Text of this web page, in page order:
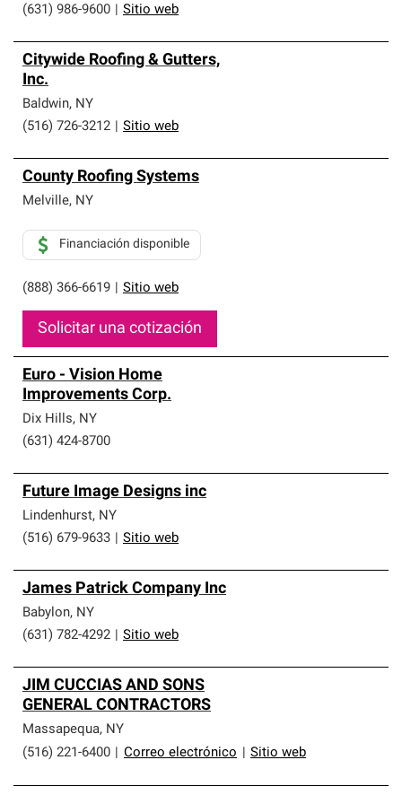
(631) 986-9600 Sitio web
Citywide Roofing & Gutters,
Inc.
Baldwin, NY
(516) 726-3212
Sitio web
County Roofing Systems
Melville, NY
(888) 366-6619 Sitio web
Financiación disponible
Solicitar una cotización
Euro - Vision Home
Improvements Corp.
Dix Hills, NY
(631) 424-8700
Future Image Designs inc
Lindenhurst, NY
(516) 679-9633
Sitio web
James Patrick Company Inc
Babylon, NY
(631) 782-4292
Sitio web
JIM CUCCIAS AND SONS
GENERAL CONTRACTORS
Massapequa, NY
(516) 221-6400
Correo electrónico Sitio web